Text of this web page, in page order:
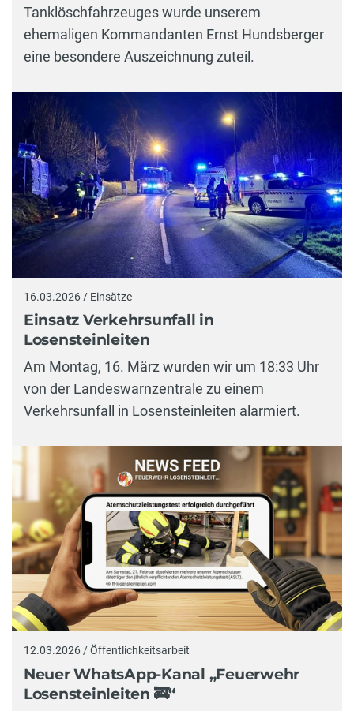
Tanklöschfahrzeuges wurde unserem
ehemaligen Kommandanten Ernst Hundsberger
eine besondere Auszeichnung zuteil.
16.03.2026 / Einsätze
Einsatz Verkehrsunfall in
Losensteinleiten
Am Montag, 16. März wurden wir um 18:33 Uhr
von der Landeswarnzentrale zu einem
Verkehrsunfall in Losensteinleiten alarmiert.
12.03.2026 / Öffentlichkeitsarbeit
Neuer WhatsApp-Kanal „Feuerwehr
Losensteinleiten 🚒“